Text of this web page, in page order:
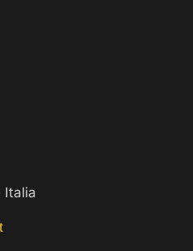
Italia